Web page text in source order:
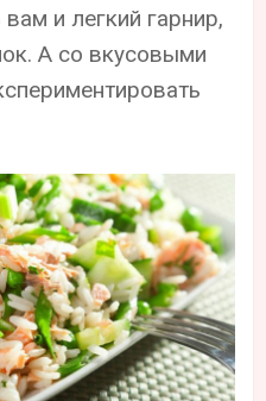
и легкий гарнир,
А со вкусовыми